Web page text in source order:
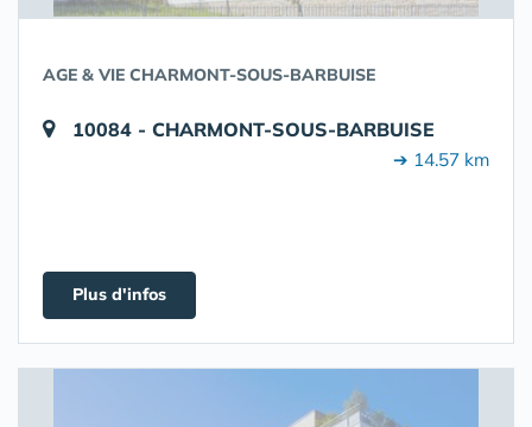
AGE & VIE CHARMONT-SOUS-BARBUISE
10084 - CHARMONT-SOUS-BARBUISE
➔ 14.57 km
Plus d'infos